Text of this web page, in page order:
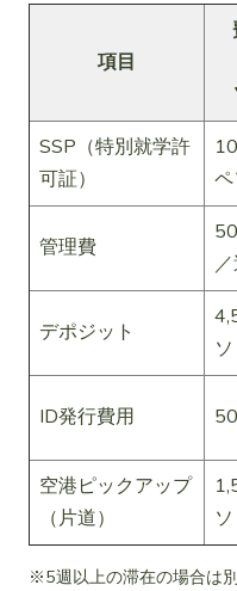
項目
SSP（特別就学許
可証）
ペ
管理費
デポジット
ソ
ID発行費用
空港ピックアップ
（片道）
ソ
※5週以上の滞在の場合は